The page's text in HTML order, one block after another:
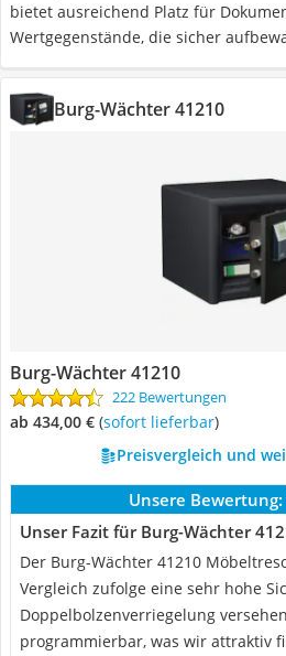
bietet ausreichend Platz für
Wertgegenstände, die sicher
Burg-Wächter 41210
Burg-Wächter 41210
222 Bewertungen
ab 434,00 € ( Sofort lieferbar)
Preisvergleich und
Unsere Bewertung:
Unser Fazit für Burg-Wächter
Der Burg-Wächter 41210
Vergleich zufolge eine sehr hohe
Doppelbolzenverriegelung
programmierbar, was wir attraktiv